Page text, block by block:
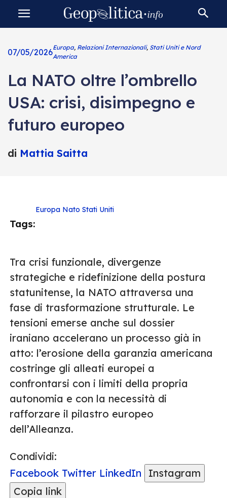
07/05/2026Europa, Relazioni Internazionali, Stati Uniti e Nord
America
La NATO oltre l’ombrello
USA: crisi, disimpegno e
futuro europeo
di Mattia Saitta
Tags:
Europa Nato Stati Uniti
Tra crisi funzionale, divergenze
strategiche e ridefinizione della postura
statunitense, la NATO attraversa una
fase di trasformazione strutturale. Le
tensioni emerse anche sul dossier
iraniano accelerano un processo già in
atto: l’erosione della garanzia americana
costringe gli alleati europei a
confrontarsi con i limiti della propria
autonomia e con la necessità di
rafforzare il pilastro europeo
dell’Alleanza.
Condividi:
Facebook Twitter LinkedIn
Instagram
Copia link